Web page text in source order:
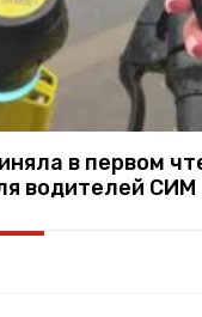
в первом
водителей СИМ